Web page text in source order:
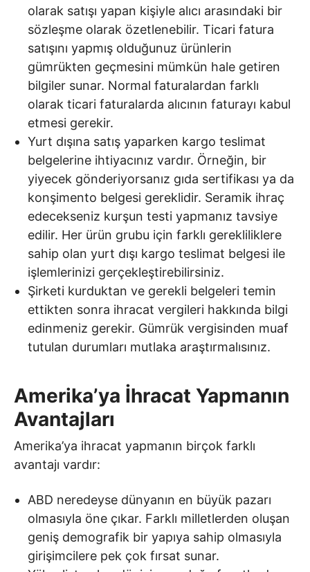
olarak satışı yapan kişiyle alıcı arasındaki bir
sözleşme olarak özetlenebilir. Ticari fatura
satışını yapmış olduğunuz ürünlerin
gümrükten geçmesini mümkün hale getiren
bilgiler sunar. Normal faturalardan farklı
olarak ticari faturalarda alıcının faturayı kabul
etmesi gerekir.
Yurt dışına satış yaparken kargo teslimat
belgelerine ihtiyacınız vardır. Örneğin, bir
yiyecek gönderiyorsanız gıda sertifikası ya da
konşimento belgesi gereklidir. Seramik ihraç
edecekseniz kurşun testi yapmanız tavsiye
edilir. Her ürün grubu için farklı gerekliliklere
sahip olan yurt dışı kargo teslimat belgesi ile
işlemlerinizi gerçekleştirebilirsiniz.
Şirketi kurduktan ve gerekli belgeleri temin
ettikten sonra ihracat vergileri hakkında bilgi
edinmeniz gerekir. Gümrük vergisinden muaf
tutulan durumları mutlaka araştırmalısınız.
Amerika’ya İhracat Yapmanın
Avantajları
Amerika’ya ihracat yapmanın birçok farklı
avantajı vardır:
ABD neredeyse dünyanın en büyük pazarı
olmasıyla öne çıkar. Farklı milletlerden oluşan
geniş demografik bir yapıya sahip olmasıyla
girişimcilere pek çok fırsat sunar.